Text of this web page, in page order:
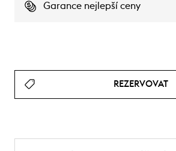
Garance nejlepší ceny
REZERVOVAT